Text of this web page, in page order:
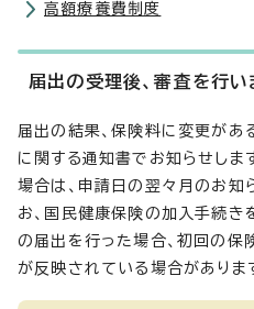
高額療養費制度
届出の受理後、審査を行い
届出の結果、保険料に変更があ
に関する通知書でお知らせしま
場合は、申請日の翌々月のお知
お、国民健康保険の加入手続き
の届出を行った場合、初回の保
が反映されている場合がありま